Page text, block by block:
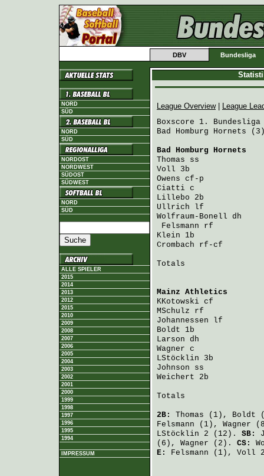
DBV Bundesliga
NORD
SÜD
NORD
SÜD
NORDOST
NORDWEST
SÜDOST
SÜDWEST
NORD
SÜD
ALLE SPIELER
2015
2014
2013
2012
2015
2010
2009
2008
2007
2006
2005
2004
2003
2002
2001
2000
1999
1998
1997
1996
1995
1994
IMPRESSUM
League Overview|
League
Boxscore 1. Bundesliga
Bad Homburg Hornets
Bad Homburg Hornets
Thomas ss
Voll 3b
Owens cf-p
Ciatti c
Lillebo 2b
Ullrich lf              3
Wolfraum-Bonell dh
Felsmann rf
Klein 1b
Crombach rf-cf
Totals
Mainz Athletics
KKotowski cf
MSchulz rf
Johannessen lf
Boldt 1b
Larson dh
Wagner c
LStöcklin 3b
Johnson ss
Weichert 2b
Totals
2B: Thomas (1), Boldt
Felsmann (1), Wagner
LStöcklin 2 (12). SB:
(6), Wagner (2). CS:
E: Felsmann (1), Voll